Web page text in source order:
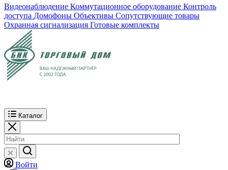
Видеонаблюдение Коммутационное оборудование Контроль
доступа Домофоны Объективы Сопутствующие товары
Охранная сигнализация Готовые комплекты
Каталог
Войти